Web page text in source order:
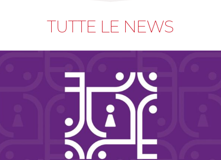
TUTTE LE NEWS